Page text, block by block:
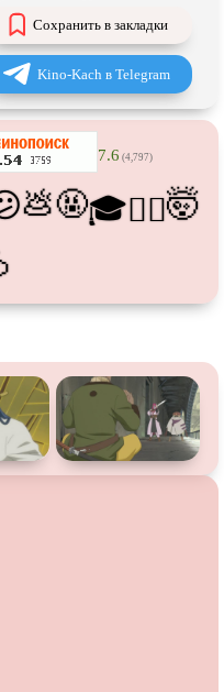
Про тюрьму
Про хакеров
Про шпионов
Псевдодокументальный
Роуд-муви
Ситком
Сохранить в закладки
Kino-Kach в Telegram
7.6 (4,797)
💩🤬🎓😵‍💫🤯